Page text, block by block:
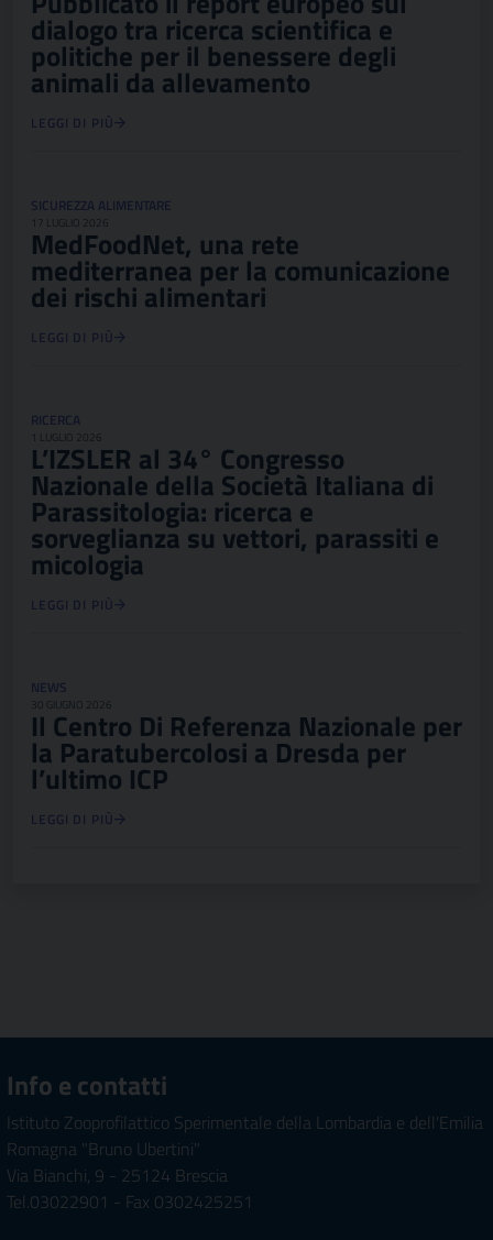
dialogo tra ricerca scientifica e
politiche per il benessere degli
animali da allevamento
LEGGI DI PIÙ
SICUREZZA ALIMENTARE
17 LUGLIO 2026
MedFoodNet, una rete
mediterranea per la comunicazione
dei rischi alimentari
LEGGI DI PIÙ
RICERCA
1 LUGLIO 2026
L’IZSLER al 34° Congresso
Nazionale della Società Italiana di
Parassitologia: ricerca e
sorveglianza su vettori, parassiti e
micologia
LEGGI DI PIÙ
NEWS
30 GIUGNO 2026
Il Centro Di Referenza Nazionale per
la Paratubercolosi a Dresda per
l’ultimo ICP
LEGGI DI PIÙ
Info e contatti
Istituto Zooprofilattico Sperimentale della Lombardia e dell'Emilia
Romagna "Bruno Ubertini"
Via Bianchi, 9 - 25124 Brescia
Tel.03022901 - Fax 0302425251